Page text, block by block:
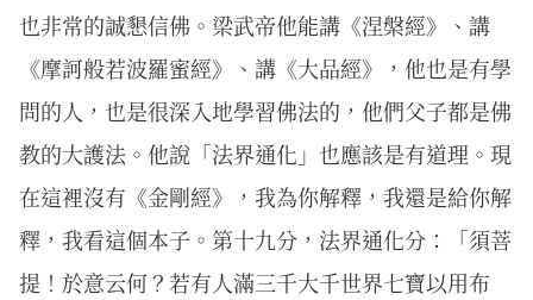
也非常的誠懇信佛。梁武帝他能講《涅槃經》、講
《摩訶般若波羅蜜經》、講《大品經》，他也是有學
問的人，也是很深入地學習佛法的，他們父子都是佛
教的大護法。他說「法界通化」也應該是有道理。現
在這裡沒有《金剛經》，我為你解釋，我還是給你解
釋，我看這個本子。第十九分，法界通化分：「須菩
提！於意云何？若有人滿三千大千世界七寶以用布